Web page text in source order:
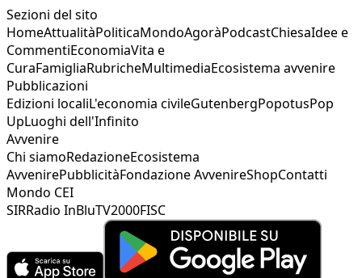
Sezioni del sito
HomeAttualitàPoliticaMondoAgoràPodcastChiesaIdee e
CommentiEconomiaVita e
CuraFamigliaRubricheMultimediaEcosistema avvenire
Pubblicazioni
Edizioni localiL'economia civileGutenbergPopotusPop
UpLuoghi dell'Infinito
Avvenire
Chi siamoRedazioneEcosistema
AvvenirePubblicitàFondazione AvvenireShopContatti
Mondo CEI
SIRRadio InBluTV2000FISC